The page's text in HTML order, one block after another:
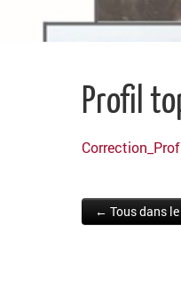
Profil
Post
← Tous dans